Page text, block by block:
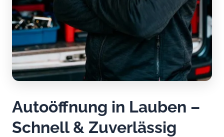
Autoöffnung in Lauben –
Schnell & Zuverlässig